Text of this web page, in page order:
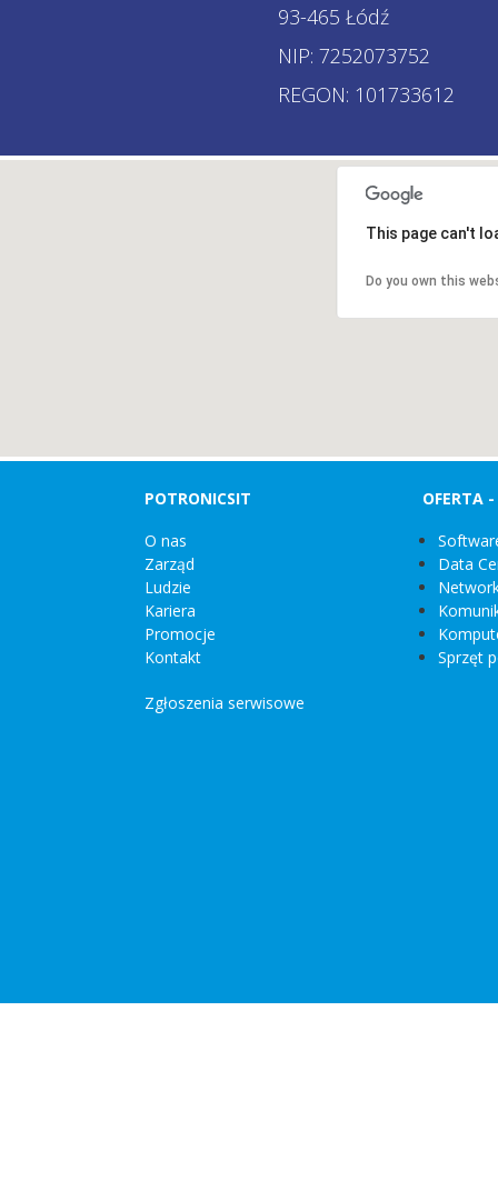
93-465 Łódź
NIP: 7252073752
REGON: 101733612
This page can't
Do you own this
POTRONICSIT
O nas
Zarząd
Ludzie
Kariera
Promocje
Kontakt
Zgłoszenia serwisowe
OFERTA
Data
Sprzęt